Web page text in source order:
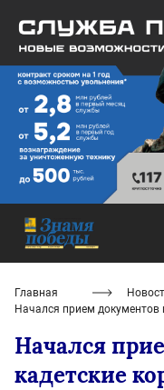
Главная
Начался прием документов
Начался
кадетские